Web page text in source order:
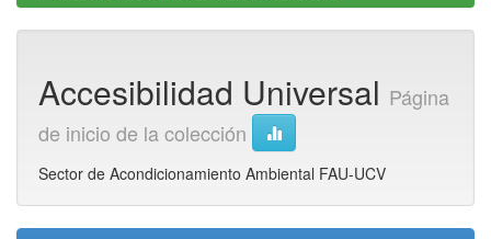
Accesibilidad Universal Página
de inicio de la colección
Sector de Acondicionamiento Ambiental FAU-UCV